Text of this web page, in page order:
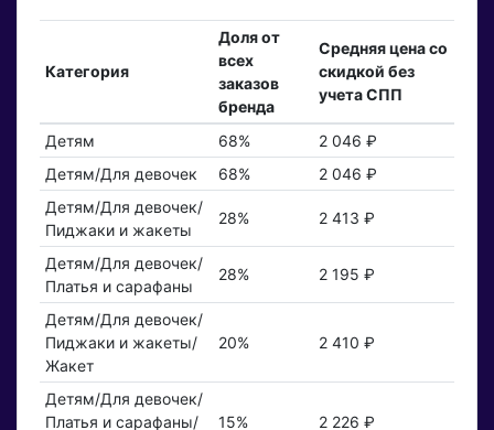
Категория
Доля от
всех
заказов
бренда
Средняя цена со
скидкой без
учета СПП
Детям 68%
2 046 ₽
Детям/Для девочек
68%
2 046 ₽
Детям/Для девочек/
Пиджаки и жакеты
28% 2 413 ₽
Детям/Для девочек/
Платья и сарафаны
28% 2 195 ₽
Детям/Для девочек/
Пиджаки и жакеты/
Жакет
20% 2 410 ₽
Детям/Для девочек/
Платья и сарафаны/
15% 2 226 ₽